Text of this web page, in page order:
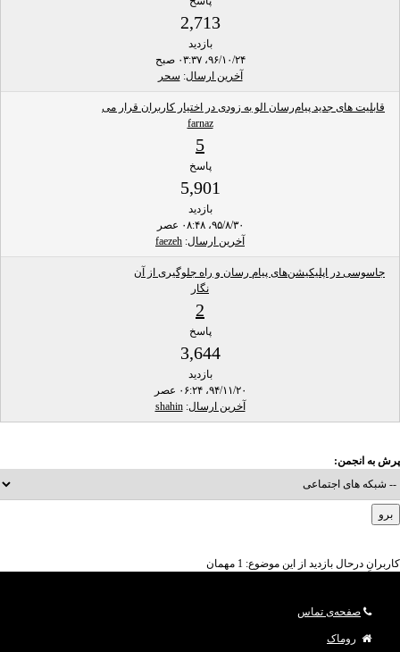
2,713
بازدید
۹۶/۱۰/۲۴، ۰۳:۳۷ صبح
آخرین ارسال: سحر
قابلیت‌ های جدید پیام‌رسان الو به زودی در اختیار کاربران قرار می
farnaz
5
پاسخ
5,901
بازدید
۹۵/۸/۳۰، ۰۸:۴۸ عصر
آخرین ارسال:
faezeh
جاسوسی در اپلیکیشن‌های پیام رسان و راه جلوگیری از آن
نگار
2
پاسخ
3,644
بازدید
۹۴/۱۱/۲۰، ۰۶:۲۴ عصر
آخرین ارسال:
shahin
پرش به انجمن:
کاربرانِ درحال بازدید از این موضوع: 1 مهمان
صفحه‌ی تماس
روماک